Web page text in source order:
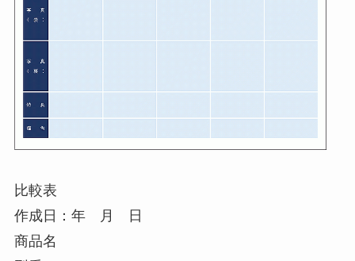
比較表
作成日：年 月 日
商品名